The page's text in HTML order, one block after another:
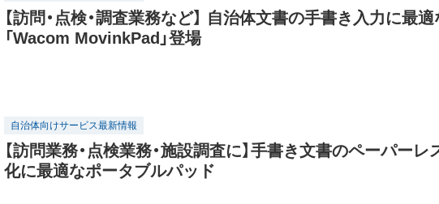
【訪問・点検・調査業務など】 自治体文書の手書き入力に最適
「Wacom MovinkPad」登場
自治体向けサービス最新情報
【訪問業務・点検業務・施設調査に】手書き文書のペーパーレ
化に最適なポータブルパッド